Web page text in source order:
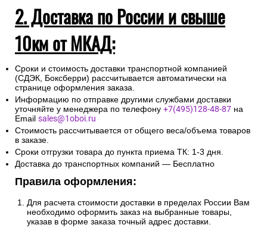
2. Доставка по России и свыше
10км от МКАД:
Сроки и стоимость доставки транспортной компанией
(СДЭК, Боксберри) рассчитывается автоматически на
странице оформления заказа.
Информацию по отправке другими службами доставки
уточняйте у менеджера по телефону +7(495)128-48-87 на
Email sales@1oboi.ru
Стоимость рассчитывается от общего веса/объема товаров
в заказе.
Сроки отгрузки товара до пункта приема ТК: 1-3 дня.
Доставка до транспортных компаний — Бесплатно
Правила оформления:
Для расчета стоимости доставки в пределах России Вам
необходимо оформить заказ на выбранные товары,
указав в форме заказа точный адрес доставки.